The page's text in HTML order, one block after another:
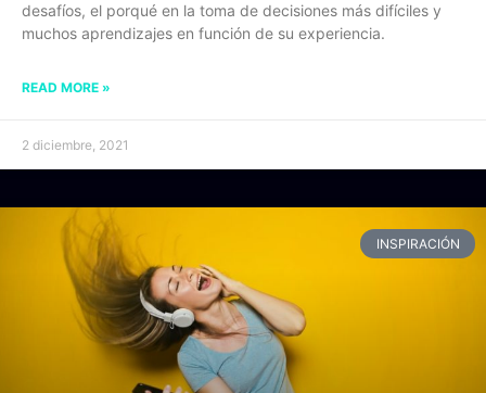
desafíos, el porqué en la toma de decisiones más difíciles y
muchos aprendizajes en función de su experiencia.
READ MORE »
2 diciembre, 2021
INSPIRACIÓN